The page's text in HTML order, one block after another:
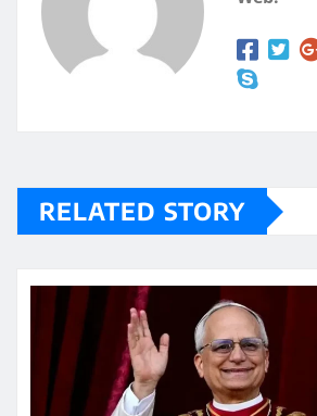
p
RELATED STORY